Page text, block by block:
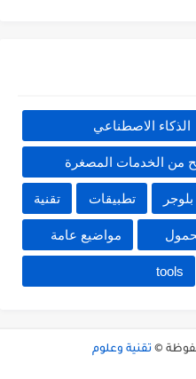
الذكاء الاصطناعي
من الخدمات المصغرة
بلوجر تطبيقات تقنية
مواضيع عامة
tools
© تقنية وعلوم